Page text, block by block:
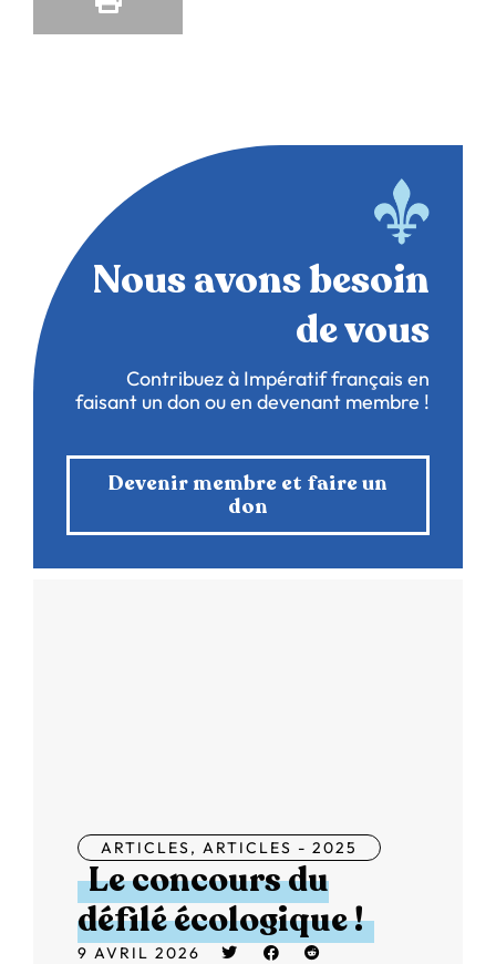
Nous avons besoin
de vous
Contribuez à Impératif français en
faisant un don ou en devenant membre !
Devenir membre et faire un
don
ARTICLES, ARTICLES - 2025
Le concours du
défilé écologique !
9 AVRIL 2026